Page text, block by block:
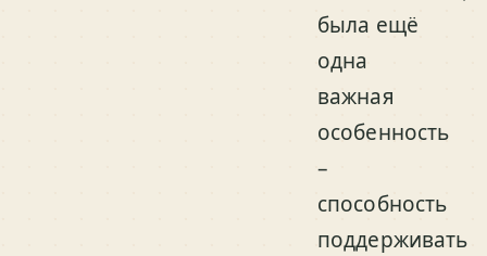
была ещё
одна
важная
особенность
–
способность
поддерживать